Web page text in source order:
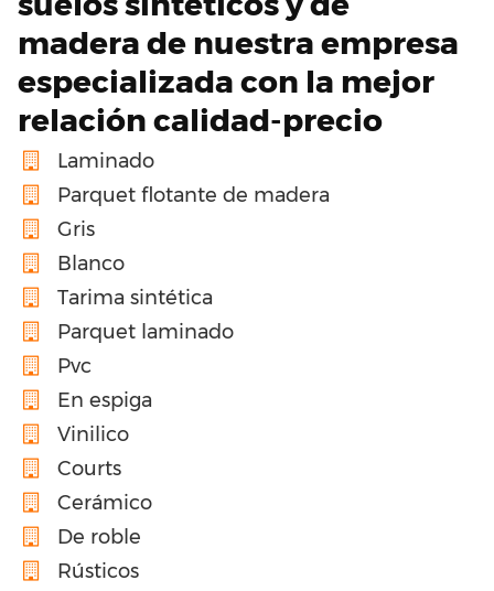
madera de nuestra empresa
especializada con la mejor
relación calidad-precio
Laminado
Parquet flotante de madera
Gris
Blanco
Tarima sintética
Parquet laminado
Pvc
En espiga
Vinilico
Courts
Cerámico
De roble
Rústicos